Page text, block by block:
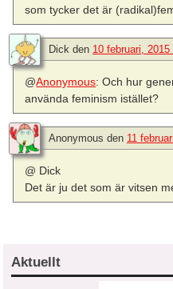
som tycker det är
Dick den 10 februari,
@Anonymous: Och hur
använda feminism istället?
Anonymous den 11
@ Dick
Det är ju det som är vitsen
Aktuellt